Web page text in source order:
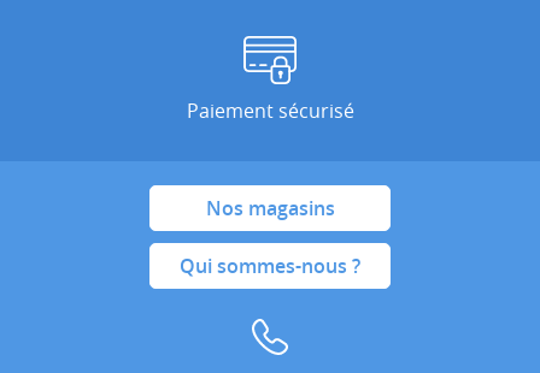
Paiement sécurisé
Nos magasins
Qui sommes-nous ?